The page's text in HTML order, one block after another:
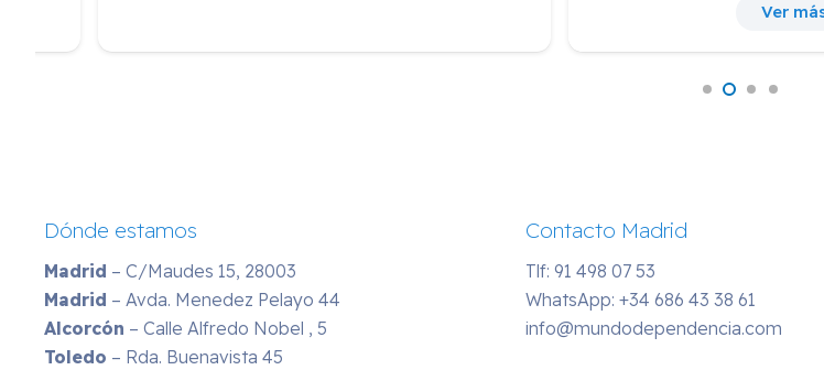
era:
92,00 €.
actual
es:
82,00 €.
Ver más
Dónde estamos
Madrid – C/Maudes 15, 28003
Madrid – Avda. Menedez Pelayo 44
Alcorcón – Calle Alfredo Nobel , 5
Toledo – Rda. Buenavista 45
Contacto Madrid
Tlf: 91 498 07 53
WhatsApp:+34 686 43 38 61
info@mundodependencia.com